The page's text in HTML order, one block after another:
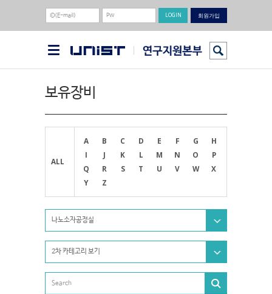
회원가입
보유장비
ALL
A B C D E F G
H
I
J K L M N O
P
Q
R S T U V W
X
Y
Z
나노소자공정실
2차 카테고리 보기